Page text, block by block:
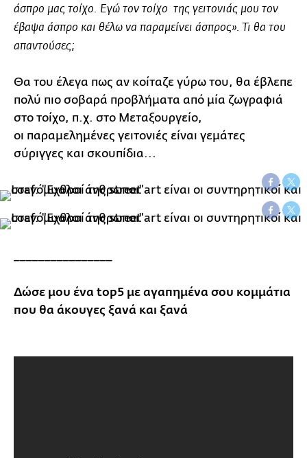
άσπρο μας τοίχο. Εγώ τον τοίχο της γειτονιάς μου τον
έβαψα άσπρο και θέλω να παραμείνει άσπρος». Τι θα του
απαντούσες;
Θα του έλεγα πως αν κοίταζε γύρω του, θα έβλεπε
πολύ πιο σοβαρά προβλήματα από μία ζωγραφιά
στο τοίχο, π.χ. στο Μεταξουργείο,
οι παραμελημένες γειτονιές είναι γεμάτες
σύριγγες και σκουπίδια...
Δώσε μου ένα top5 με αγαπημένα σου κομμάτια
που θα άκουγες ξανά και ξανά